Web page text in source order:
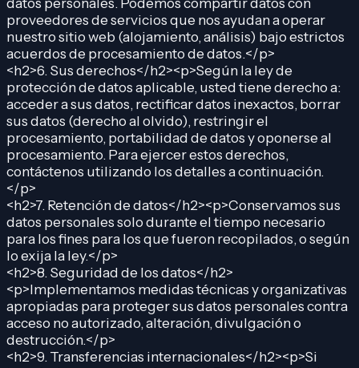
proveedores de servicios que nos ayudan a operar
nuestro sitio web (alojamiento, análisis) bajo estrictos
acuerdos de procesamiento de datos.</p>
<h2>6. Sus derechos</h2><p>Según la ley de
protección de datos aplicable, usted tiene derecho a:
acceder a sus datos, rectificar datos inexactos, borrar
sus datos (derecho al olvido), restringir el
procesamiento, portabilidad de datos y oponerse al
procesamiento. Para ejercer estos derechos,
contáctenos utilizando los detalles a continuación.
</p>
<h2>7. Retención de datos</h2><p>Conservamos sus
datos personales solo durante el tiempo necesario
para los fines para los que fueron recopilados, o según
lo exija la ley.</p>
<h2>8. Seguridad de los datos</h2>
<p>Implementamos medidas técnicas y organizativas
apropiadas para proteger sus datos personales contra
acceso no autorizado, alteración, divulgación o
destrucción.</p>
<h2>9. Transferencias internacionales</h2><p>Si